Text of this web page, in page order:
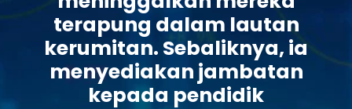
terapung dalam lautan
kerumitan. Sebaliknya, ia
menyediakan jambatan
kepada pendidik